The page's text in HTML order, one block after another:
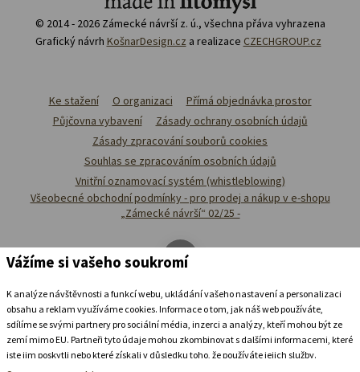
© 2014 - 2026 Zámecké návrší z. ú., všechna přáva vyhrazena
Grafický návrh KošnarDesign.cz a realizace CZECHGROUP.cz
Ke stažení O organizaci
Přímá objednávka prostor
Půjčovna vybavení
Zásady ochrany osobních údajů
Zásady zpracování souborů cookies
Souhlas se zpracováním osobních údajů
Vnitřní oznamovací systém (whistleblowing)
Všeobecné obchodní podmínky - pro prodej a nákup v e-shopu
„Zámecké návrší“ 02/25 -
Vážíme si vašeho soukromí
K analýze návštěvnosti a funkcí webu, ukládání vašeho nastavení a personalizaci
obsahu a reklam využíváme cookies. Informace o tom, jak náš web používáte,
sdílíme se svými partnery pro sociální média, inzerci a analýzy, kteří mohou být ze
zemí mimo EU. Partneři tyto údaje mohou zkombinovat s dalšími informacemi, které
jste jim poskytli nebo které získali v důsledku toho, že používáte jejich služby.